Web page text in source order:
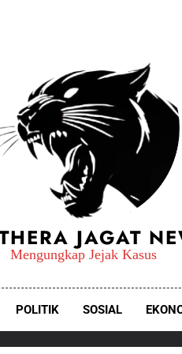
JAGAT
Mengungkap Jejak Kasus
POLITIK SOSIAL